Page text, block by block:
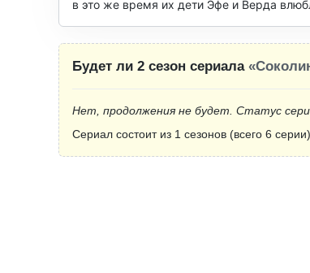
в это же время их дети Эфе и Верда
Будет ли 2 сезон сериала
Нет, продолжения не будет. Статус
Сериал состоит из 1 сезонов (всего 6 серии).